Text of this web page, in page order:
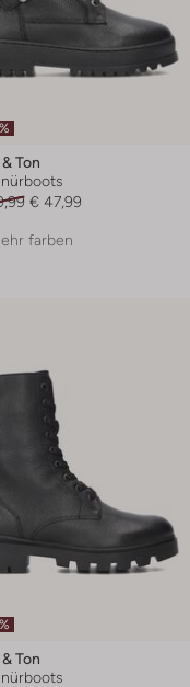
Ton
€ 47,99
farben
Ton